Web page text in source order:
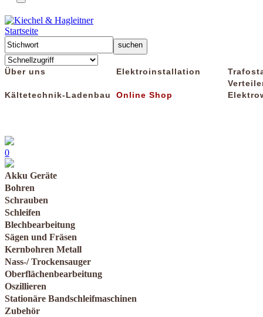
Startseite
Über uns Elektroinstallation
Kältetechnik-Ladenbau
Online Shop
0
Akku Geräte
Bohren
Schrauben
Schleifen
Blechbearbeitung
Sägen und Fräsen
Kernbohren Metall
Nass-/ Trockensauger
Oberflächenbearbeitung
Oszillieren
Stationäre Bandschleifmaschinen
Zubehör